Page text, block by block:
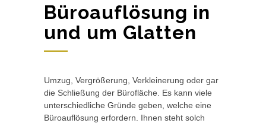
Büroauflösung in
und um Glatten
Umzug, Vergrößerung, Verkleinerung oder gar
die Schließung der Bürofläche. Es kann viele
unterschiedliche Gründe geben, welche eine
Büroauflösung erfordern. Ihnen steht solch